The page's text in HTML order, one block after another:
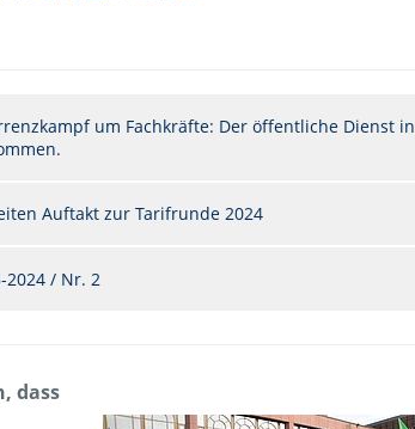
um Fachkräfte: Der öffentliche Dienst in
Auftakt zur Tarifrunde 2024
2024 / Nr. 2
dass